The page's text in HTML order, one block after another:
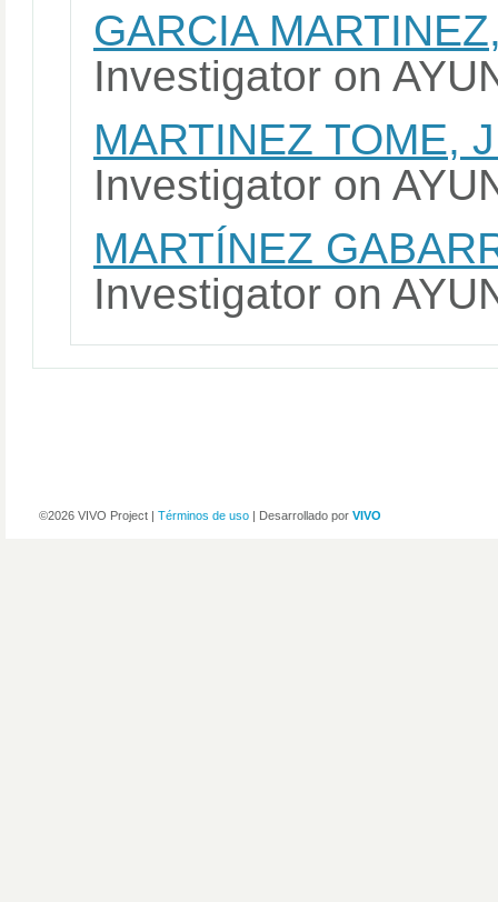
GARCIA
Investigator on
MARTINEZ TOME,
Investigator on
MARTÍNEZ
Investigator on
©2026 VIVO Project | Términos de uso | Desarrollado por VIVO